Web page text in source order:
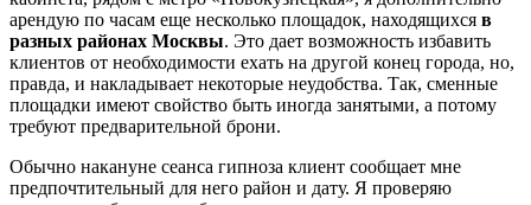
арендую по часам еще несколько площадок, находящихся в
разных районах Москвы. Это дает возможность избавить
клиентов от необходимости ехать на другой конец города, но,
правда, и накладывает некоторые неудобства. Так, сменные
площадки имеют свойство быть иногда занятыми, а потому
требуют предварительной брони.
Обычно накануне сеанса гипноза клиент сообщает мне
предпочтительный для него район и дату. Я проверяю